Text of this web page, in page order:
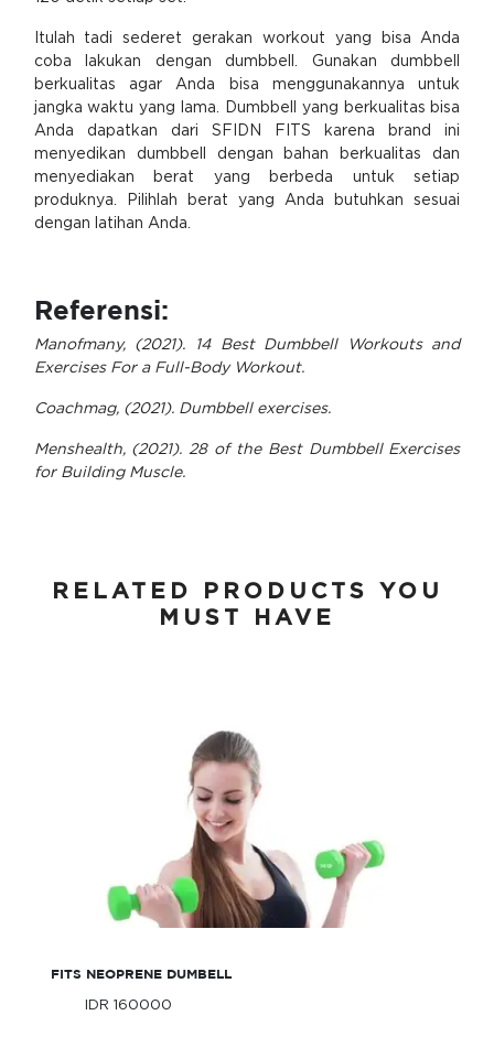
Itulah tadi sederet gerakan workout yang bisa Anda
coba lakukan dengan dumbbell. Gunakan dumbbell
berkualitas agar Anda bisa menggunakannya untuk
jangka waktu yang lama. Dumbbell yang berkualitas bisa
Anda dapatkan dari SFIDN FITS karena brand ini
menyedikan dumbbell dengan bahan berkualitas dan
menyediakan berat yang berbeda untuk setiap
produknya. Pilihlah berat yang Anda butuhkan sesuai
dengan latihan Anda.
Referensi:
Manofmany, (2021). 14 Best Dumbbell Workouts and
Exercises For a Full-Body Workout.
Coachmag, (2021). Dumbbell exercises.
Menshealth, (2021). 28 of the Best Dumbbell Exercises
for Building Muscle.
RELATED PRODUCTS YOU
MUST HAVE
FITS NEOPRENE DUMBELL
IDR 160000
FITS Neoprene Dumbell
IDR 160000